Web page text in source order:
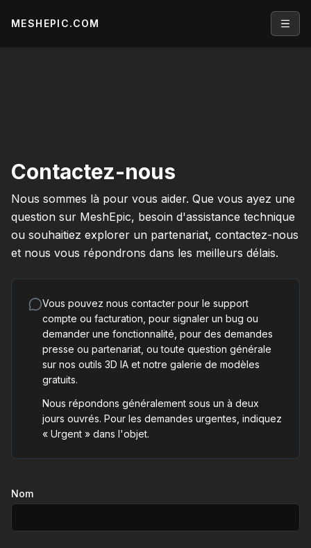
MESHEPIC.COM
Contactez-nous
Nous sommes là pour vous aider. Que vous ayez une
question sur MeshEpic, besoin d'assistance technique
ou souhaitiez explorer un partenariat, contactez-nous
et nous vous répondrons dans les meilleurs délais.
Vous pouvez nous contacter pour le support
compte ou facturation, pour signaler un bug ou
demander une fonctionnalité, pour des demandes
presse ou partenariat, ou toute question générale
sur nos outils 3D IA et notre galerie de modèles
gratuits.
Nous répondons généralement sous un à deux
jours ouvrés. Pour les demandes urgentes, indiquez
« Urgent » dans l'objet.
Nom